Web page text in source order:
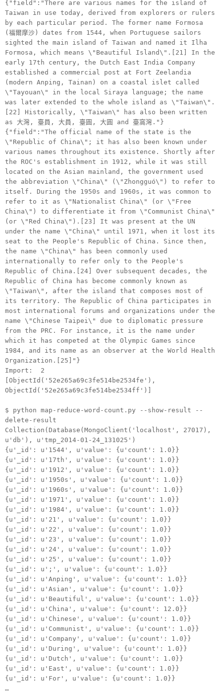
{"field":"There are various names for the island of
Taiwan in use today, derived from explorers or rulers
by each particular period. The former name Formosa
(福爾摩沙) dates from 1544, when Portuguese sailors
sighted the main island of Taiwan and named it Ilha
Formosa, which means \"Beautiful Island\".[21] In the
early 17th century, the Dutch East India Company
established a commercial post at Fort Zeelandia
(modern Anping, Tainan) on a coastal islet called
\"Tayouan\" in the local Siraya language; the name
was later extended to the whole island as \"Taiwan\".
[22] Historically, \"Taiwan\" has also been written
as 大灣, 臺員, 大員, 臺圓, 大圓 and 臺窩灣."}
{"field":"The official name of the state is the
\"Republic of China\"; it has also been known under
various names throughout its existence. Shortly after
the ROC's establishment in 1912, while it was still
located on the Asian mainland, the government used
the abbreviation \"China\" (\"Zhongguó\") to refer to
itself. During the 1950s and 1960s, it was common to
refer to it as \"Nationalist China\" (or \"Free
China\") to differentiate it from \"Communist China\"
(or \"Red China\").[23] It was present at the UN
under the name \"China\" until 1971, when it lost its
seat to the People's Republic of China. Since then,
the name \"China\" has been commonly used
internationally to refer only to the People's
Republic of China.[24] Over subsequent decades, the
Republic of China has become commonly known as
\"Taiwan\", after the island that composes most of
its territory. The Republic of China participates in
most international forums and organizations under the
name \"Chinese Taipei\" due to diplomatic pressure
from the PRC. For instance, it is the name under
which it has competed at the Olympic Games since
1984, and its name as an observer at the World Health
Organization.[25]"}
Import: 2
[ObjectId('52e265a69c3fe514be2534fe'),
ObjectId('52e265a69c3fe514be2534ff')]
$ python map-reduce-word-count.py --show-result --
delete-result
Collection(Database(MongoClient('localhost', 27017),
u'db'), u'tmp_2014-01-24_131025')
{u'_id': u'1544', u'value': {u'count': 1.0}}
{u'_id': u'17th', u'value': {u'count': 1.0}}
{u'_id': u'1912', u'value': {u'count': 1.0}}
{u'_id': u'1950s', u'value': {u'count': 1.0}}
{u'_id': u'1960s', u'value': {u'count': 1.0}}
{u'_id': u'1971', u'value': {u'count': 1.0}}
{u'_id': u'1984', u'value': {u'count': 1.0}}
{u'_id': u'21', u'value': {u'count': 1.0}}
{u'_id': u'22', u'value': {u'count': 1.0}}
{u'_id': u'23', u'value': {u'count': 1.0}}
{u'_id': u'24', u'value': {u'count': 1.0}}
{u'_id': u'25', u'value': {u'count': 1.0}}
{u'_id': u';', u'value': {u'count': 1.0}}
{u'_id': u'Anping', u'value': {u'count': 1.0}}
{u'_id': u'Asian', u'value': {u'count': 1.0}}
{u'_id': u'Beautiful', u'value': {u'count': 1.0}}
{u'_id': u'China', u'value': {u'count': 12.0}}
{u'_id': u'Chinese', u'value': {u'count': 1.0}}
{u'_id': u'Communist', u'value': {u'count': 1.0}}
{u'_id': u'Company', u'value': {u'count': 1.0}}
{u'_id': u'During', u'value': {u'count': 1.0}}
{u'_id': u'Dutch', u'value': {u'count': 1.0}}
{u'_id': u'East', u'value': {u'count': 1.0}}
{u'_id': u'For', u'value': {u'count': 1.0}}
…